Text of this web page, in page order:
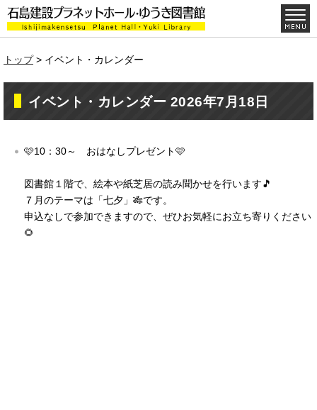
トップ> イベント・カレンダー
イベント・カレンダー 2026年7月18日
🩷10：30～ おはなしプレゼント🩷
図書館１階で、絵本や紙芝居の読み聞かせを行います🎵
７月のテーマは「七夕」🎋です。
申込なしで参加できますので、ぜひお気軽にお立ち寄りください
🌻